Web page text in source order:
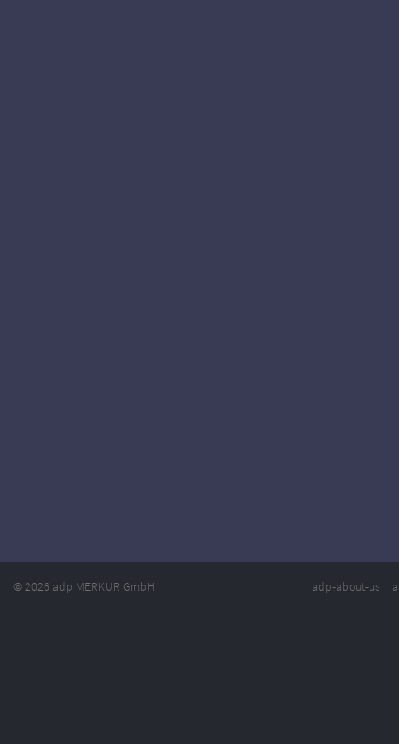
© 2026 adp MERKUR GmbH adp-about-us